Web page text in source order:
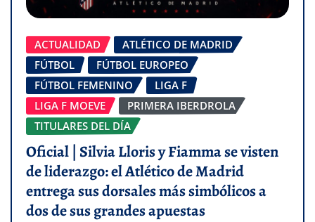
ACTUALIDAD
ATLÉTICO DE MADRID
FÚTBOL
FÚTBOL EUROPEO
FÚTBOL FEMENINO
LIGA F
LIGA F MOEVE
PRIMERA IBERDROLA
TITULARES DEL DÍA
Oficial | Silvia Lloris y Fiamma se visten
de liderazgo: el Atlético de Madrid
entrega sus dorsales más simbólicos a
dos de sus grandes apuestas